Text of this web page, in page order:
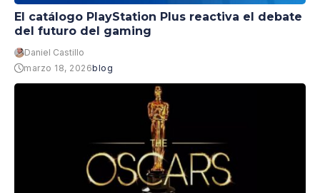
El catálogo PlayStation Plus reactiva el debate
del futuro del gaming
Daniel Castillo
marzo 18, 2026blog